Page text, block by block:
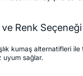
Renk Seçeneği
kumaş alternatifleri ile
uyum sağlar.